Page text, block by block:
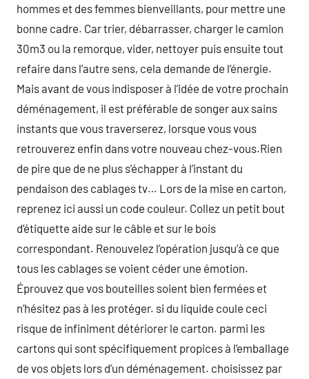
hommes et des femmes bienveillants, pour mettre une
bonne cadre. Car trier, débarrasser, charger le camion
30m3 ou la remorque, vider, nettoyer puis ensuite tout
refaire dans l’autre sens, cela demande de l’énergie.
Mais avant de vous indisposer à l’idée de votre prochain
déménagement, il est préférable de songer aux sains
instants que vous traverserez, lorsque vous vous
retrouverez enfin dans votre nouveau chez-vous.Rien
de pire que de ne plus s’échapper à l’instant du
pendaison des cablages tv… Lors de la mise en carton,
reprenez ici aussi un code couleur. Collez un petit bout
d’étiquette aide sur le câble et sur le bois
correspondant. Renouvelez l’opération jusqu’à ce que
tous les cablages se voient céder une émotion.
Éprouvez que vos bouteilles soient bien fermées et
n’hésitez pas à les protéger. si du liquide coule ceci
risque de infiniment détériorer le carton. parmi les
cartons qui sont spécifiquement propices à l’emballage
de vos objets lors d’un déménagement. choisissez par